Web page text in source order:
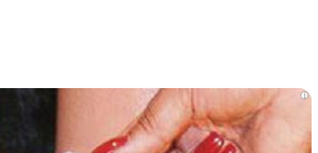
i